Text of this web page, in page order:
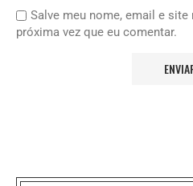
Salve meu nome, email e site
próxima vez que eu comentar.